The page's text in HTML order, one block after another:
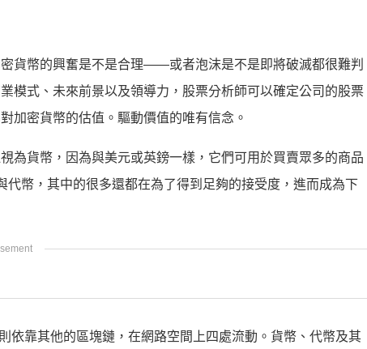
貨幣的興奮是不是合理——或者泡沫是不是即將破滅都很難判
模式、未來前景以及領導力，股票分析師可以確定公司的股票
加密貨幣的估值。驅動價值的唯有信念。
為貨幣，因為與美元或英鎊一樣，它們可用於買賣眾多的商品
幣，其中的很多還都在為了得到足夠的接受度，進而成為下
依靠其他的區塊鏈，在網路空間上四處流動。貨幣、代幣及其